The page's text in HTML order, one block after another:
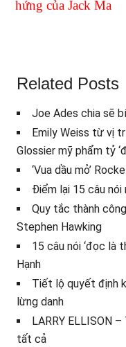
hứng của Jack Ma
Related Posts
Joe Ades chia sẽ
Emily Weiss từ vị
Glossier mỹ phẩm tỷ
‘Vua dầu mỏ’
Điểm lại 15 câu nói
Quy tắc thành
Stephen Hawking
15 câu nói ‘đọc là
Hạnh
Tiết lộ quyết định
lừng danh
LARRY ELLISON
tất cả